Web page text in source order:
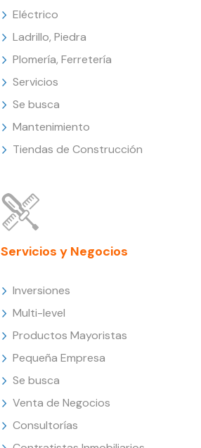
Eléctrico
Ladrillo, Piedra
Plomería, Ferretería
Servicios
Se busca
Mantenimiento
Tiendas de Construcción
Servicios y Negocios
Inversiones
Multi-level
Productos Mayoristas
Pequeña Empresa
Se busca
Venta de Negocios
Consultorías